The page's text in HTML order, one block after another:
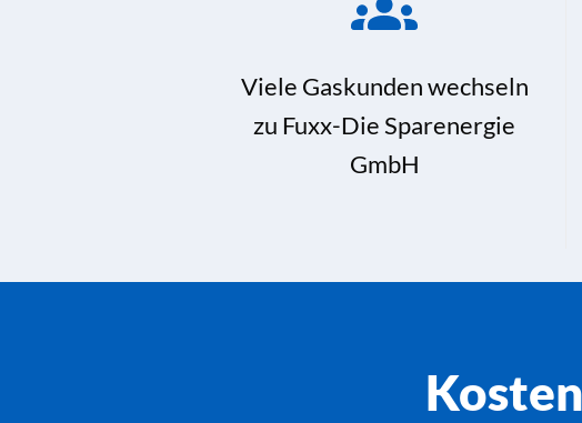
Viele Gaskunden wechseln
zu Fuxx-Die Sparenergie
GmbH